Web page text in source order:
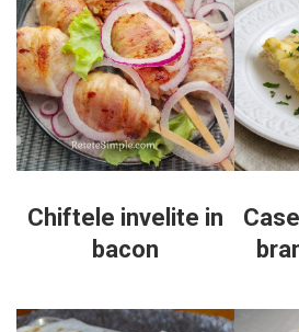
Chiftele invelite in
bacon